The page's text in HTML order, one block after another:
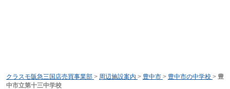
クラスモ阪急三国店売買事業部 > 周辺施設案内 > 豊中市 > 豊中市の中学校 > 豊
中市立第十三中学校